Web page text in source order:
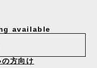
available
の方向け